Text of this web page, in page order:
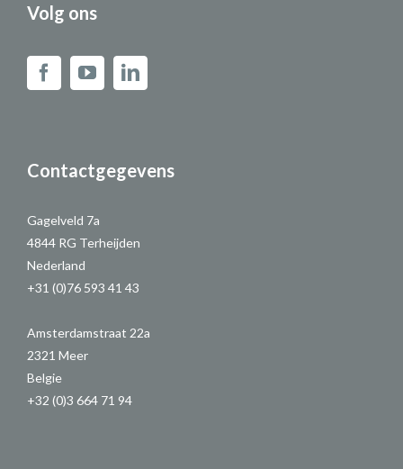
Volg ons
Contactgegevens
Gagelveld 7a
4844 RG Terheijden
Nederland
+31 (0)76 593 41 43
Amsterdamstraat 22a
2321 Meer
Belgie
+32 (0)3 664 71 94